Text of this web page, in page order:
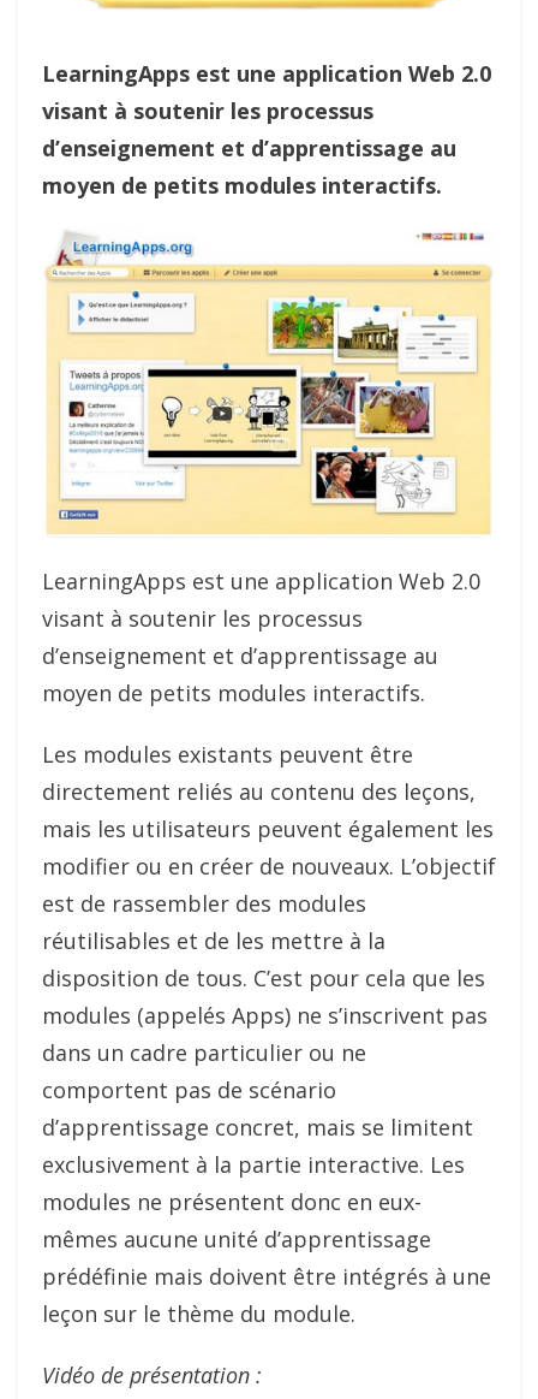
LearningApps est une application Web 2.0
visant à soutenir les processus
d’enseignement et d’apprentissage au
moyen de petits modules interactifs.
LearningApps est une application Web 2.0
visant à soutenir les processus
d’enseignement et d’apprentissage au
moyen de petits modules interactifs.
Les modules existants peuvent être
directement reliés au contenu des leçons,
mais les utilisateurs peuvent également les
modifier ou en créer de nouveaux. L’objectif
est de rassembler des modules
réutilisables et de les mettre à la
disposition de tous. C’est pour cela que les
modules (appelés Apps) ne s’inscrivent pas
dans un cadre particulier ou ne
comportent pas de scénario
d’apprentissage concret, mais se limitent
exclusivement à la partie interactive. Les
modules ne présentent donc en eux-
mêmes aucune unité d’apprentissage
prédéfinie mais doivent être intégrés à une
leçon sur le thème du module.
Vidéo de présentation :